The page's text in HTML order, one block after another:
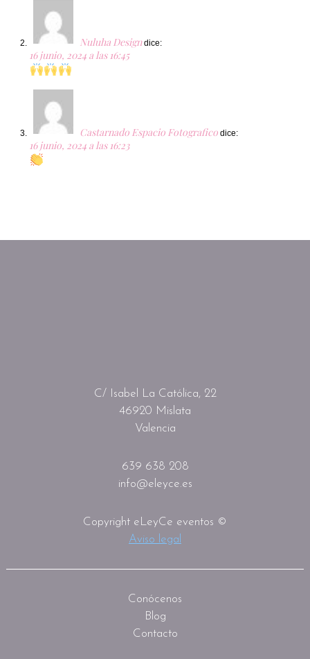
Nuluha Design dice:
16 junio, 2024 a las 16:45
Castarnado Espacio Fotografico dice:
16 junio, 2024 a las 16:23
C/ Isabel La Católica, 22
46920 Mislata
Valencia
639 638 208
info@eleyce.es
Copyright eLeyCe eventos ©
Aviso legal
Conócenos
Blog
Contacto